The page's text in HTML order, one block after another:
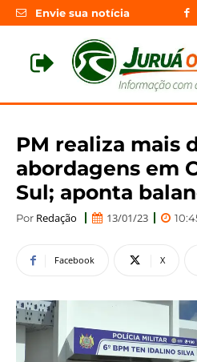
Envie sua notícia
PM realiza mais
abordagens em
Sul; aponta
Por Redação 13/01/23
Facebook X